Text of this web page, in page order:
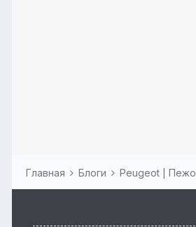
Главная Блоги Peugeot | Пежо